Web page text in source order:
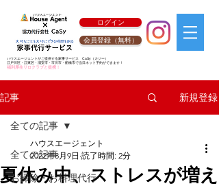
ログイン
会員登録（無料）
ハウスエージェントがご提供する家事サービス CaSy （カジー）
江戸川区・江東区・浦安市・市川市・船橋市で当日ネット予約ができます！
福利厚生リロクラブと提携！
記事 新規登録
全ての記事
お掃除・お料理代行
全ての記事
夏休み中、ストレスが増え
ハウスエージェント
2022年8月9日 読了時間: 2分